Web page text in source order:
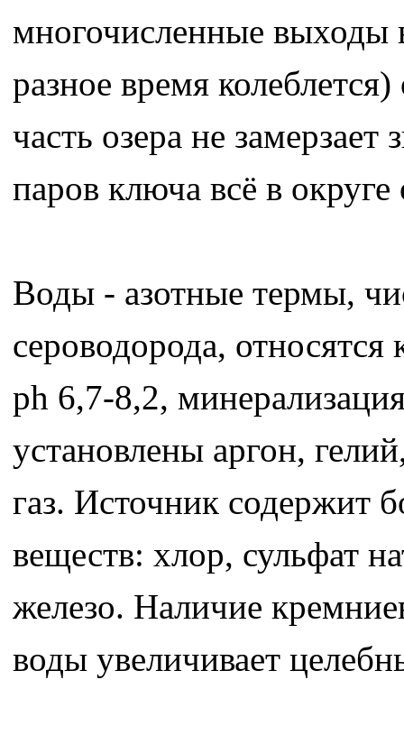
многочисленные выходы
разное время
часть озера не
паров ключа всё в
Воды - азотные термы,
сероводорода,
рh 6,7-8,2,
установлены аргон,
газ. Источник содержит
веществ: хлор, сульфат
железо. Наличие
воды увеличивает